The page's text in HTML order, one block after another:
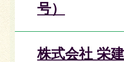
号）
株式会社 栄